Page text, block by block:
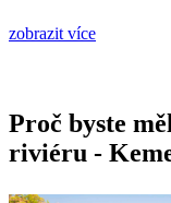
zobrazit více
Proč byste
riviéru -